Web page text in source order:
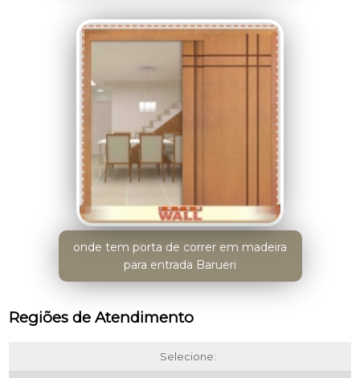
onde tem porta de correr em madeira
para entrada Barueri
Regiões de Atendimento
Selecione: